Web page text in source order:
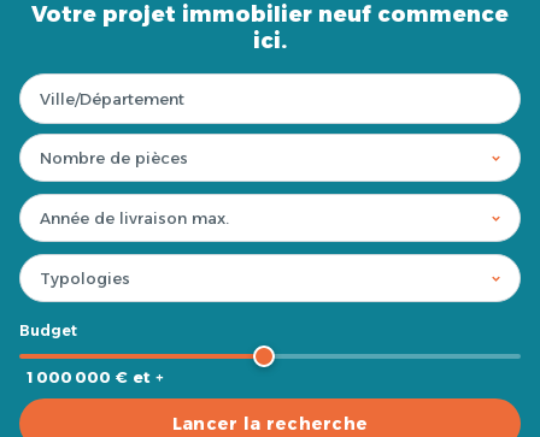
Votre projet immobilier neuf commence
ici.
Budget
1 000 000 € et +
Lancer la recherche